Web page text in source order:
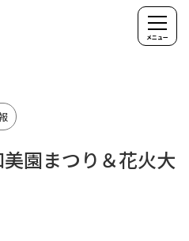
園まつり＆花火大